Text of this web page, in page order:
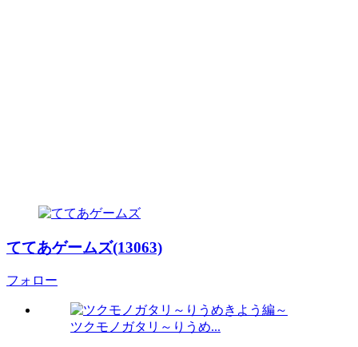
ててあゲームズ(13063)
フォロー
ツクモノガタリ～りうめ...